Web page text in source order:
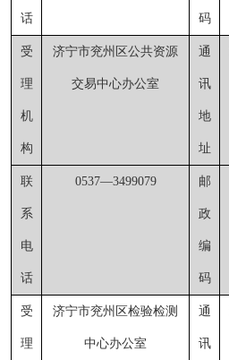
话 码
受
理
机
构
济宁市兖州区公共资源
交易中心办公室
通
讯
地
址
联
系
电
话
0537—3499079 邮
政
编
码
受
理
济宁市兖州区检验检测
中心办公室
通
讯